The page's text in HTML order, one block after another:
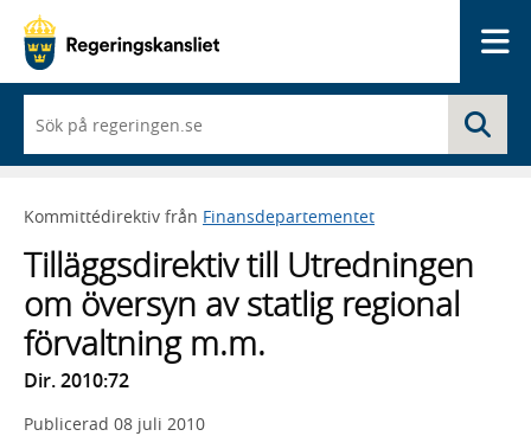
du
börjar
skriva
framträder
lista
med
sökförslag
Kommittédirektiv från Finansdepartementet
Tilläggsdirektiv till Utredningen
om översyn av statlig regional
förvaltning m.m.
Dir. 2010:72
Publicerad 08 juli 2010